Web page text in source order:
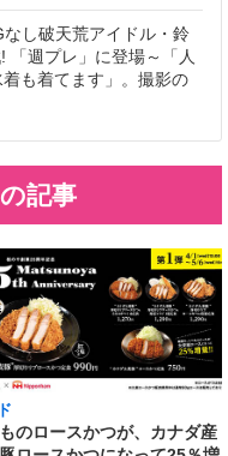
し破天荒アイドル・鈴
「週プレ」に登場～「人
も着てます」。撮影の
記事
のロースかつが、カナダ産